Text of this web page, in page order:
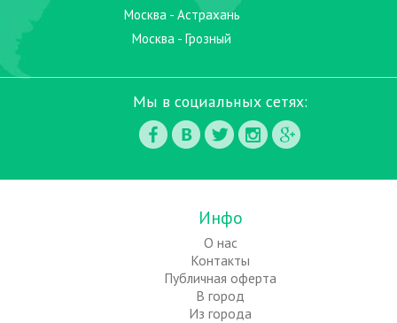
Москва - Астрахань
Москва - Грозный
Мы в социальных сетях:
Инфо
О нас
Контакты
Публичная оферта
В город
Из города